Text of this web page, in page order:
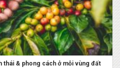
thái & phong cách ở mỗi vùng đất